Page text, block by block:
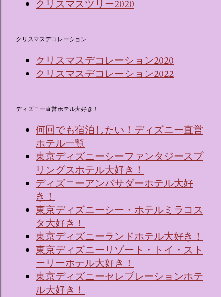
クリスマスツリー2020
クリスマスデコレーション
クリスマスデコレーション2020
クリスマスデコレーション2022
ディズニー直営ホテル大好き！
何回でも宿泊したい！ディズニー直営
ホテル一覧
東京ディズニーシーファンタジースプ
リングスホテル大好き！
ディズニーアンバサダーホテル大好
き！
東京ディズニーシー・ホテルミラコス
タ大好き！
東京ディズニーランドホテル大好き！
東京ディズニーリゾート・トイ・スト
ーリーホテル大好き！
東京ディズニーセレブレーションホテ
ル大好き！